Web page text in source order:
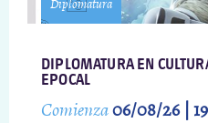
Diplomatura
DIPLOMATURA EN
EPOCAL
Comienza06/08/26 |